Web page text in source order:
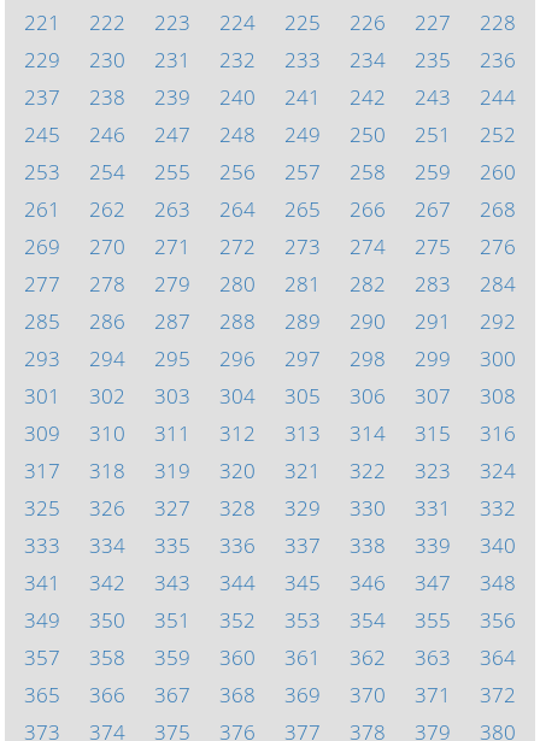
221
222 223 224 225 226 227
228
229
230 231 232 233 234 235
236
237
238 239 240 241 242 243
244
245
246 247 248 249 250 251
252
253
254 255 256 257 258 259
260
261
262 263 264 265 266 267
268
269
270 271 272 273 274 275
276
277
278 279 280 281 282 283
284
285
286 287 288 289 290 291
292
293
294 295 296 297 298 299
300
301
302 303 304 305 306 307
308
309
310 311 312 313 314 315
316
317
318 319 320 321 322 323
324
325
326 327 328 329 330 331
332
333
334 335 336 337 338 339
340
341
342 343 344 345 346 347
348
349
350 351 352 353 354 355
356
357
358 359 360 361 362 363
364
365
366 367 368 369 370 371
372
373
374 375 376 377 378 379 380